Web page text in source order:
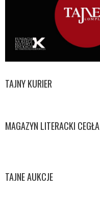
TAJNY KURIER
MAGAZYN LITERACKI CEGŁA
TAJNE AUKCJE